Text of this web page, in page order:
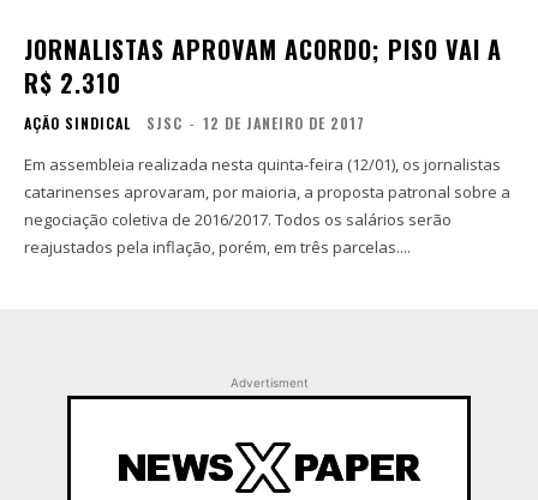
JORNALISTAS APROVAM ACORDO; PISO VAI A
R$ 2.310
AÇÃO SINDICAL SJSC - 12 DE JANEIRO DE 2017
Em assembleia realizada nesta quinta-feira (12/01), os jornalistas
catarinenses aprovaram, por maioria, a proposta patronal sobre a
negociação coletiva de 2016/2017. Todos os salários serão
reajustados pela inflação, porém, em três parcelas....
Advertisment